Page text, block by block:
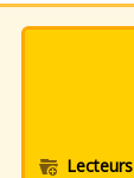
Lecteurs